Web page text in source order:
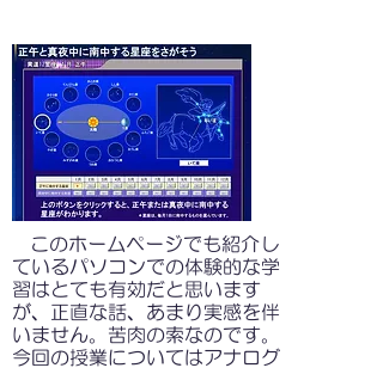
このホームページでも紹介し
ているパソコンでの体験的な学
習はとても有効だと思います
が、正直な話、あまり実感を伴
いません。苦肉の索なのです。
今回の授業についてはアナログ